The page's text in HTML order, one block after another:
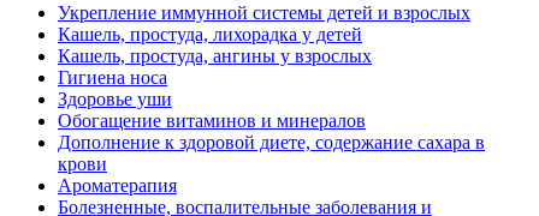
Укрепление иммунной системы детей и взрослых
Кашель, простуда, лихорадка у детей
Кашель, простуда, ангины у взрослых
Гигиена носа
Здоровье уши
Обогащение витаминов и минералов
Дополнение к здоровой диете, содержание сахара в
крови
Ароматерапия
Болезненные, воспалительные заболевания и